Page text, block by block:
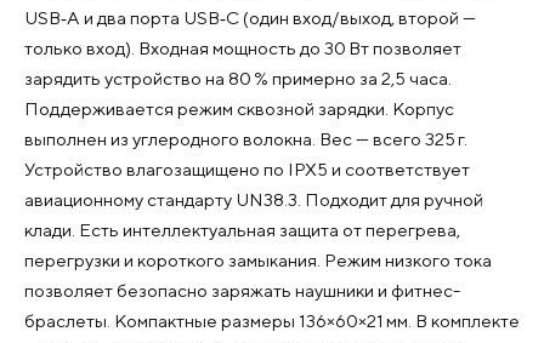
USB‑A и два порта USB‑C (один вход/выход, второй —
только вход). Входная мощность до 30 Вт позволяет
зарядить устройство на 80 % примерно за 2,5 часа.
Поддерживается режим сквозной зарядки. Корпус
выполнен из углеродного волокна. Вес — всего 325 г.
Устройство влагозащищено по IPX5 и соответствует
авиационному стандарту UN38.3. Подходит для ручной
клади. Есть интеллектуальная защита от перегрева,
перегрузки и короткого замыкания. Режим низкого тока
позволяет безопасно заряжать наушники и фитнес-
браслеты. Компактные размеры 136×60×21 мм. В комплекте